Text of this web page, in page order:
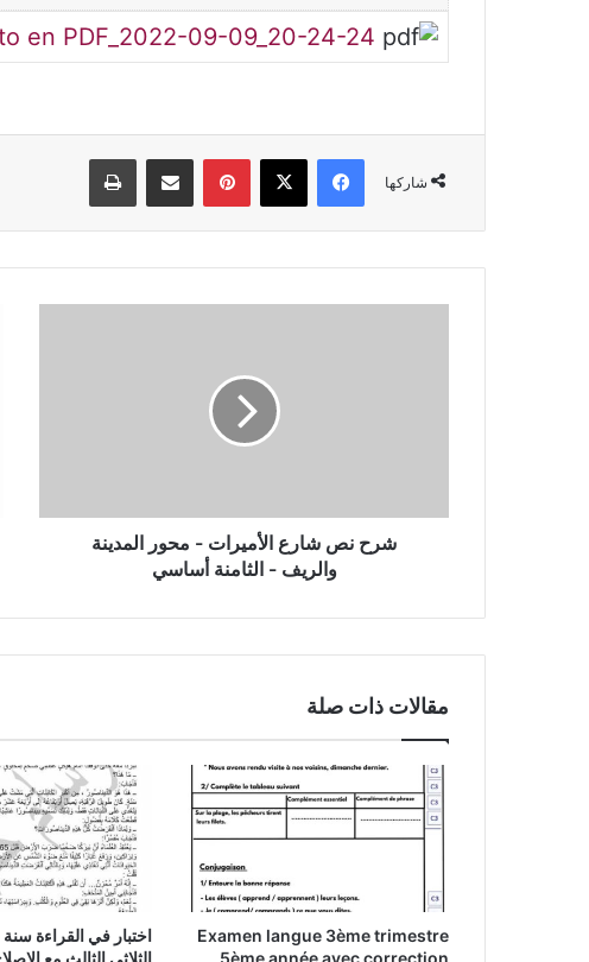
en PDF_2022-09-09_20-24-24
شاركها
فيسبوك ‫X بينتيريستمشاركة عبر البريد طباعة
-
شرح نص شارع الأميرات - محور المدينة
والريف - الثامنة أساسي
مقالات ذات صلة
Examen langue 3ème trimestre
5ème année avec correction
اختبار في القراءة
الثلاثي الثالث مع